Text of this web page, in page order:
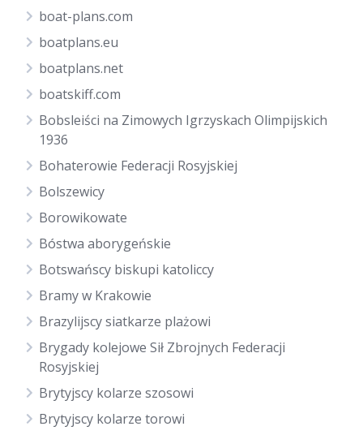
boat-plans.com
boatplans.eu
boatplans.net
boatskiff.com
Bobsleiści na Zimowych Igrzyskach Olimpijskich
1936
Bohaterowie Federacji Rosyjskiej
Bolszewicy
Borowikowate
Bóstwa aborygeńskie
Botswańscy biskupi katoliccy
Bramy w Krakowie
Brazylijscy siatkarze plażowi
Brygady kolejowe Sił Zbrojnych Federacji
Rosyjskiej
Brytyjscy kolarze szosowi
Brytyjscy kolarze torowi